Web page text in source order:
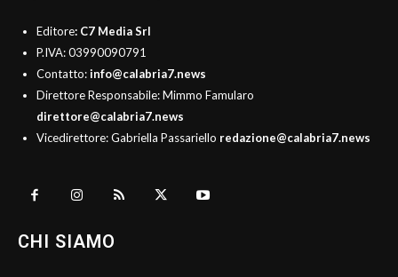
Editore: C7 Media Srl
P.IVA: 03990090791
Contatto:info@calabria7.news
Direttore Responsabile: Mimmo Famularo
direttore@calabria7.news
Vicedirettore: Gabriella Passariello redazione@calabria7.news
CHI SIAMO